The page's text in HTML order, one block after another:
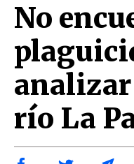
No
analizar
río La